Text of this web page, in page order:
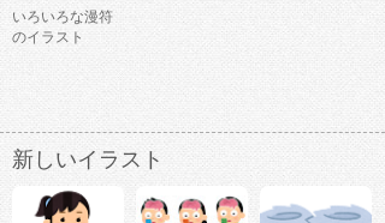
いろいろな漫符
のイラスト
新しいイラスト